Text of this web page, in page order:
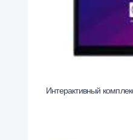
Интерактивный